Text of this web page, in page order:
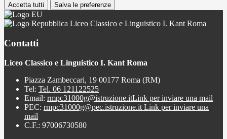
Accetta tutti Salva le preferenze
Liceo Classico e Linguistico I. Kant Roma
Contatti
Liceo Classico e Linguistico I. Kant Roma
Piazza Zambeccari, 19 00177 Roma (RM)
Tel: Tel. 06 121122525
Email: rmpc31000g@istruzione.itLink per inviare una mail
PEC: rmpc31000g@pec.istruzione.it Link per inviare una
mail
C.F.: 97006730580